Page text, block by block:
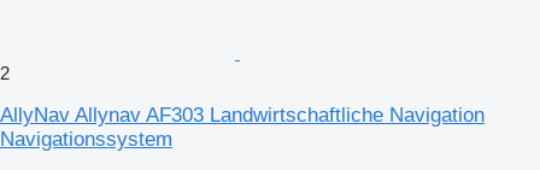
2
AllyNav Allynav AF303 Landwirtschaftliche Navigation
Navigationssystem